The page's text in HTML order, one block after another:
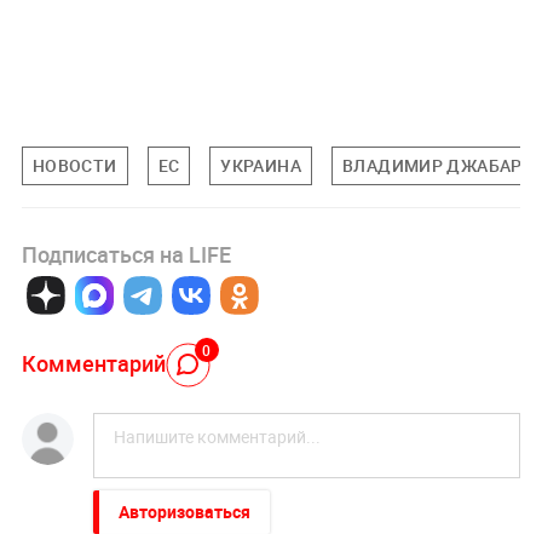
НОВОСТИ ЕС УКРАИНА ВЛАДИМИР
Подписаться на LIFE
Комментарий 0
Авторизоваться